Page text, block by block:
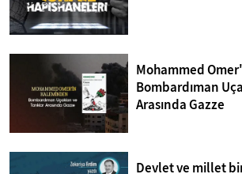
Mohammed
Bombardıman
Arasında Gazze
Devlet ve millet